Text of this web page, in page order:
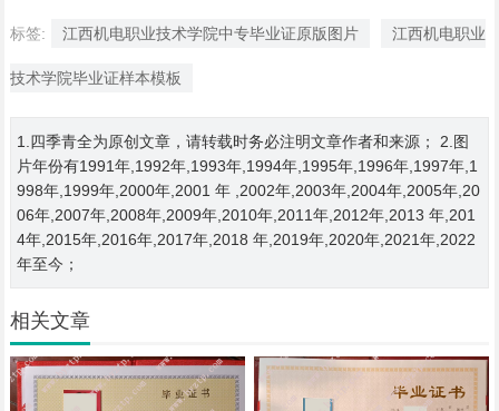
标签: 江西机电职业技术学院中专毕业证原版图片 江西机电职业
技术学院毕业证样本模板
1.四季青全为原创文章，请转载时务必注明文章作者和来源； 2.图
片年份有1991年,1992年,1993年,1994年,1995年,1996年,1997年,1
998年,1999年,2000年,2001 年 ,2002年,2003年,2004年,2005年,20
06年,2007年,2008年,2009年,2010年,2011年,2012年,2013 年,201
4年,2015年,2016年,2017年,2018 年,2019年,2020年,2021年,2022
年至今；
相关文章